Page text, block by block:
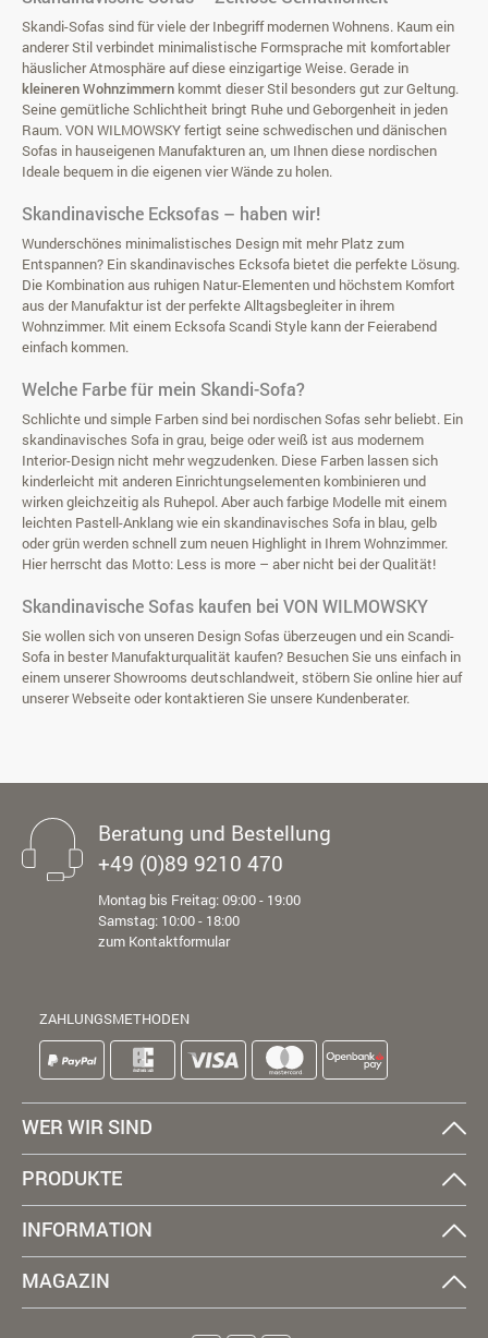
Skandi-Sofas sind für viele der Inbegriff modernen Wohnens. Kaum ein
anderer Stil verbindet minimalistische Formsprache mit komfortabler
häuslicher Atmosphäre auf diese einzigartige Weise. Gerade in
kleineren Wohnzimmern kommt dieser Stil besonders gut zur Geltung.
Seine gemütliche Schlichtheit bringt Ruhe und Geborgenheit in jeden
Raum. VON WILMOWSKY fertigt seine schwedischen und dänischen
Sofas in hauseigenen Manufakturen an, um Ihnen diese nordischen
Ideale bequem in die eigenen vier Wände zu holen.
Skandinavische Ecksofas – haben wir!
Wunderschönes minimalistisches Design mit mehr Platz zum
Entspannen? Ein skandinavisches Ecksofa bietet die perfekte Lösung.
Die Kombination aus ruhigen Natur-Elementen und höchstem Komfort
aus der Manufaktur ist der perfekte Alltagsbegleiter in ihrem
Wohnzimmer. Mit einem Ecksofa Scandi Style kann der Feierabend
einfach kommen.
Welche Farbe für mein Skandi-Sofa?
Schlichte und simple Farben sind bei nordischen Sofas sehr beliebt. Ein
skandinavisches Sofa ingrau, beigeoderweiß ist aus modernem
Interior-Design nicht mehr wegzudenken. Diese Farben lassen sich
kinderleicht mit anderen Einrichtungselementen kombinieren und
wirken gleichzeitig als Ruhepol. Aber auch farbige Modelle mit einem
leichten Pastell-Anklang wie ein skandinavisches Sofa in blau, gelb
odergrünwerden schnell zum neuen Highlight in Ihrem Wohnzimmer.
Hier herrscht das Motto: Less is more – aber nicht bei der Qualität!
Skandinavische Sofas kaufen bei VON WILMOWSKY
Sie wollen sich von unseren Design Sofas überzeugen und ein Scandi-
Sofa in bester Manufakturqualität kaufen? Besuchen Sie uns einfach in
einem unserer Showrooms deutschlandweit, stöbern Sie online hier auf
unserer Webseite oder kontaktieren Sie unsere Kundenberater.
Beratung und Bestellung
+49 (0)89 9210 470
Montag bis Freitag: 09:00 - 19:00
Samstag: 10:00 - 18:00
zum Kontaktformular
ZAHLUNGSMETHODEN
WER WIR SIND
PRODUKTE
INFORMATION
MAGAZIN